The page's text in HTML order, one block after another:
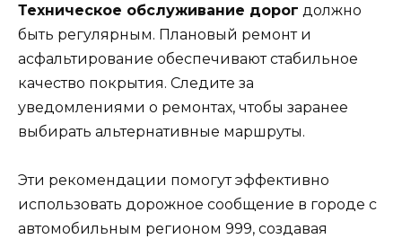
Техническое обслуживание дорог должно
быть регулярным. Плановый ремонт и
асфальтирование обеспечивают стабильное
качество покрытия. Следите за
уведомлениями о ремонтах, чтобы заранее
выбирать альтернативные маршруты.
Эти рекомендации помогут эффективно
использовать дорожное сообщение в городе c
автомобильным регионом 999, создавая